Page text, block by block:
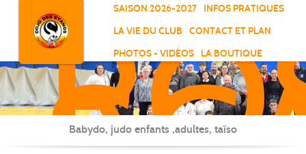
SAISON 2026-2027
INFOS PRATIQUES
LA VIE DU CLUB
CONTACT ET PLAN
PHOTOS - VIDÉOS
LA BOUTIQUE
Babydo, judo enfants ,adultes, taïso
Panneau de gestion des cookies